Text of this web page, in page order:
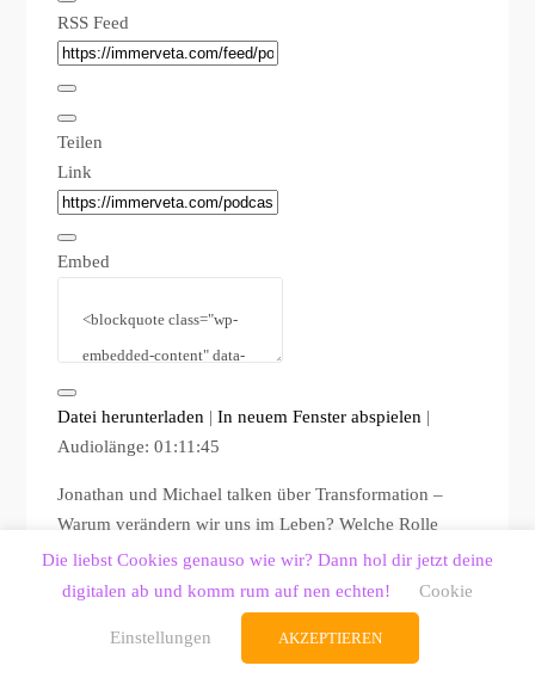
RSS Feed
Teilen
Link
Embed
Datei herunterladen |In neuem Fenster abspielen |
Audiolänge: 01:11:45
Jonathan und Michael talken über Transformation –
Warum verändern wir uns im Leben? Welche Rolle
spielt Design für die gesellschaftlichen Probleme
unserer Zeit? Und warum müsste Philip Amthor sich
einfach nur mal ordendlich entschuldigen? Buch…
Die liebst Cookies genauso wie wir? Dann hol dir jetzt deine
digitalen ab und komm rum auf nen echten!
Cookie
Einstellungen AKZEPTIEREN